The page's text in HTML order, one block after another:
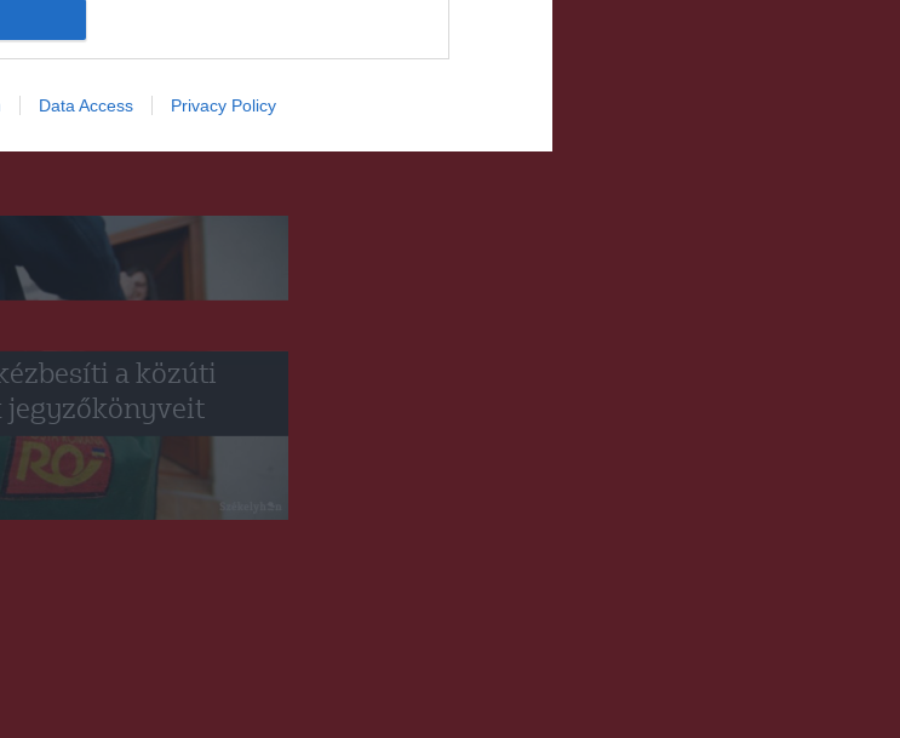
Data Access Privacy Policy
Csíkszeredában
a közúti
jegyzőkönyveit